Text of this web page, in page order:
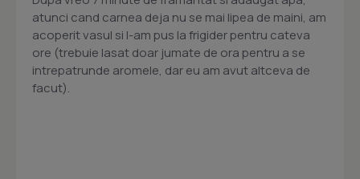
atunci cand carnea deja nu se mai lipea de maini, am
acoperit vasul si l-am pus la frigider pentru cateva
ore (trebuie lasat doar jumate de ora pentru a se
intrepatrunde aromele, dar eu am avut altceva de
facut).